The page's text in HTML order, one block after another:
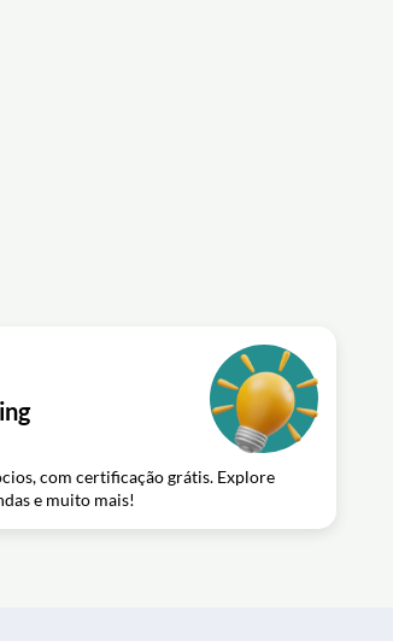
com certificação grátis. Explore
e muito mais!